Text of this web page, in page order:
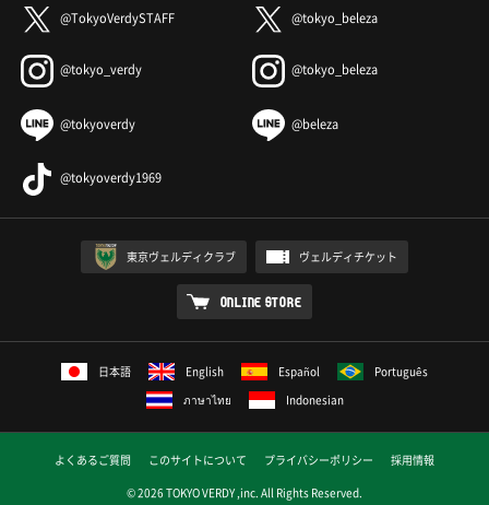
@TokyoVerdySTAFF @tokyo_beleza
@tokyo_verdy @tokyo_beleza
@tokyoverdy @beleza
@tokyoverdy1969
東京ヴェルディクラブ ヴェルディチケット
ONLINE STORE
日本語 English Español
Português
ภาษาไทย
Indonesian
よくあるご質問 このサイトについて プライバシーポリシー
採用情報
© 2026 TOKYO VERDY ,inc. All Rights Reserved.